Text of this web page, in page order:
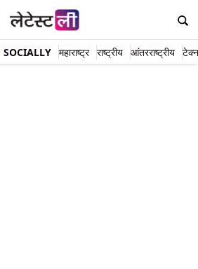
SOCIALLY महाराष्ट्र राष्ट्रीय आंतरराष्ट्रीय